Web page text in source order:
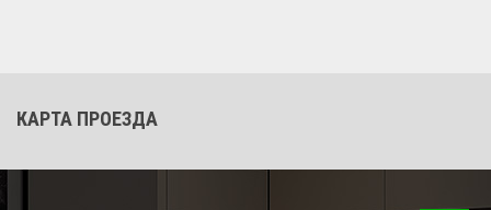
КАРТА ПРОЕЗДА